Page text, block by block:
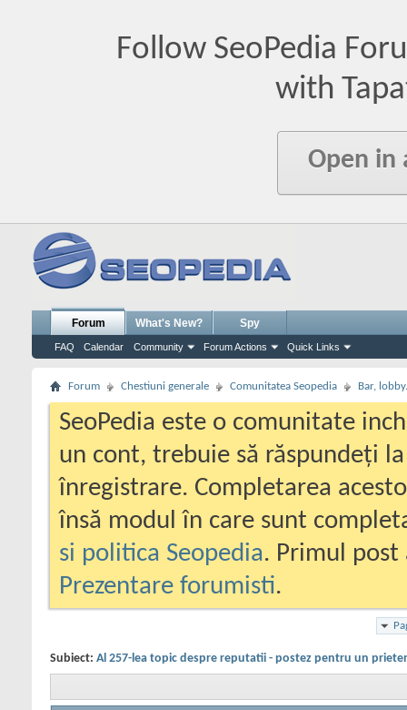
Follow SeoPedia
with
Open in
Forum
FAQ Calendar Community Forum Actions Quick Links
What's New? Spy
Forum Chestiuni generale Comunitatea Seopedia Bar,
SeoPedia este o comunitate
un cont, trebuie să răspundeți
înregistrare. Completarea
însă modul în care sunt
si politica Seopedia. Primul
Prezentare forumisti.
Subiect: Al 257-lea topic despre reputatii - postez pentru un